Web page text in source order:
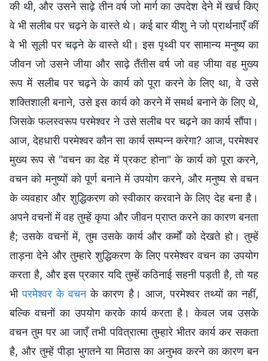
की थी, और उसने साढ़े तीन वर्ष जो मार्ग का उपदेश देने में खर्च किए
वे भी सलीब पर चढ़ने के वास्ते थे। कई बार यीशु ने जो प्रार्थनाएँ कीं
वे भी सूली पर चढ़ने के वास्ते थी। इस पृथ्वी पर सामान्य मनुष्य का
जीवन जो उसने जीया और साढ़े तैंतीस वर्ष जो वह जीया वह मुख्य
रूप में सलीब पर चढ़ने के कार्य को पूरा करने के लिए था, वे उसे
शक्तिशाली बनाने, उसे इस कार्य को करने में समर्थ बनाने के लिए थे,
जिसके फलस्वरूप परमेश्वर ने उसे सलीब पर चढ़ने का कार्य सौंपा।
आज, देहधारी परमेश्वर कौन सा कार्य सम्पन्न करेगा? आज, परमेश्वर
मुख्य रूप से "वचन का देह में प्रकट होना" के कार्य को पूरा करने,
वचन को मनुष्यों को पूर्ण बनाने में उपयोग करने, और मनुष्य से वचन
के व्यवहार और शुद्धिकरण को स्वीकार करवाने के लिए देह बना है।
अपने वचनों में वह तुम्हें कृपा और जीवन प्राप्त करने का कारण बनता
है; उसके वचनों में, तुम उसके कार्य और कर्मों को देखते हो। तुम्हें
ताड़ना देने और तुम्हारे शुद्धिकरण के लिए परमेश्वर वचन का उपयोग
करता है, और इस प्रकार यदि तुम्हें कठिनाई सहनी पड़ती है, तो यह
भीपरमेश्वर के वचनके कारण है। आज, परमेश्वर तथ्यों का नहीं,
बल्कि वचनों का उपयोग करके कार्य करता है। केवल जब उसके
वचन तुम पर आ जाएँ तभी पवित्रात्मा तुम्हारे भीतर कार्य कर सकता
है, और तुम्हें पीड़ा भुगतने या मिठास का अनुभव करने का कारण बन